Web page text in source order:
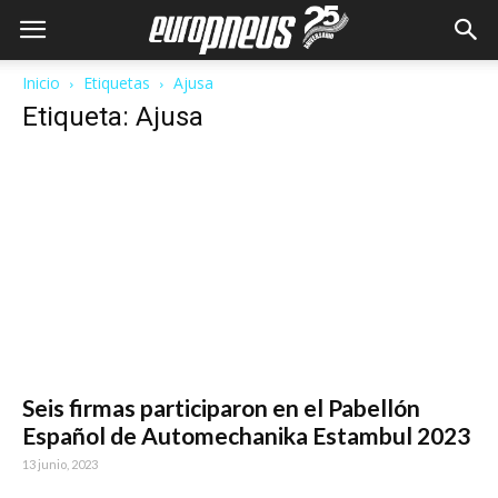
Inicio Etiquetas Ajusa
Etiqueta: Ajusa
Seis firmas participaron en el Pabellón
Español de Automechanika Estambul 2023
13 junio, 2023